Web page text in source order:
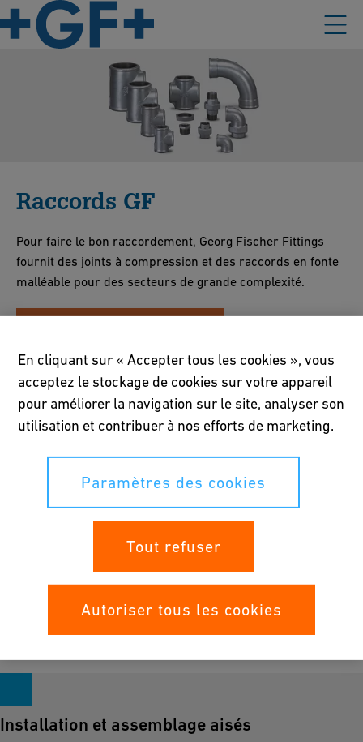
Raccords GF
Pour faire le bon raccordement, Georg Fischer Fittings
fournit des joints à compression et des raccords en fonte
malléable pour des secteurs de grande complexité.
Georg Fischer Fittings fabrique 12 200 raccords par an pour
des applications complexes et s'assurer de la solidité du
raccordement. Initialement spécialisée dans les raccords en
Installation et assemblage aisés
En cliquant sur « Accepter tous les cookies », vous
acceptez le stockage de cookies sur votre appareil
pour améliorer la navigation sur le site, analyser son
utilisation et contribuer à nos efforts de marketing.
Paramètres des cookies
Tout refuser
Autoriser tous les cookies